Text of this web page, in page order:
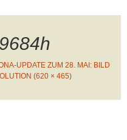
UPDATE ZUM 28. MAI: BILD
(620 × 465)